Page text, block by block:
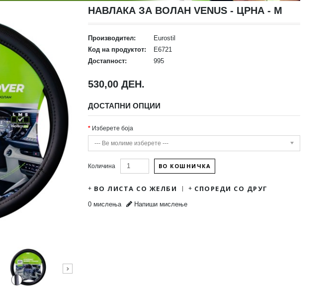
НАВЛАКА ЗА ВОЛАН VENUS - ЦРНА - M
Производител:
Eurostil
Код на продуктот:
E6721
Достапност:
995
530,00 ДЕН.
ДОСТАПНИ ОПЦИИ
Изберете боја
--- Ве молиме изберете ---
Количина ВО КОШНИЧКА
ВО ЛИСТА СО ЖЕЛБИ СПОРЕДИ СО ДРУГ
0 мислења Напиши мислење